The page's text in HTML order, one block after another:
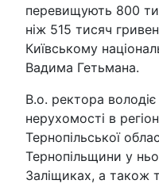
перевищують 800
ніж 515 тисяч
Київському
Вадима Гетьмана.
В.о. ректора
нерухомості в
Тернопільської
Тернопільщини у
Заліщиках, а також